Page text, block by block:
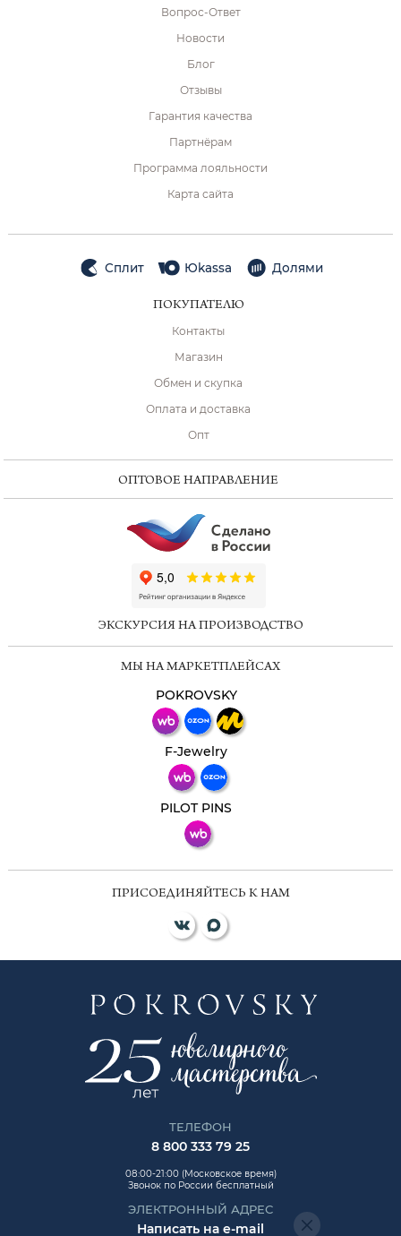
Вопрос-Ответ
Новости
Блог
Отзывы
Гарантия качества
Партнёрам
Программа лояльности
Карта сайта
Сплит Юkassa Долями
ПОКУПАТЕЛЮ
Контакты
Магазин
Обмен и скупка
Оплата и доставка
Опт
ОПТОВОЕ НАПРАВЛЕНИЕ
ЭКСКУРСИЯ НА ПРОИЗВОДСТВО
МЫ НА МАРКЕТПЛЕЙСАХ
POKROVSKY
F-Jewelry
PILOT PINS
ПРИСОЕДИНЯЙТЕСЬ К НАМ
ТЕЛЕФОН
8 800 333 79 25
08:00-21:00 (Московское время)
Звонок по России бесплатный
ЭЛЕКТРОННЫЙ АДРЕС
Написать на e-mail